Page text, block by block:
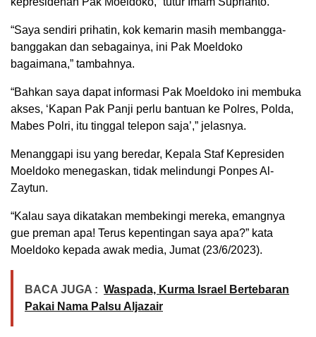
“Saya sendiri prihatin, kok kemarin masih membangga-
banggakan dan sebagainya, ini Pak Moeldoko
bagaimana,” tambahnya.
“Bahkan saya dapat informasi Pak Moeldoko ini membuka
akses, ‘Kapan Pak Panji perlu bantuan ke Polres, Polda,
Mabes Polri, itu tinggal telepon saja’,” jelasnya.
Menanggapi isu yang beredar, Kepala Staf Kepresiden
Moeldoko menegaskan, tidak melindungi Ponpes Al-
Zaytun.
“Kalau saya dikatakan membekingi mereka, emangnya
gue preman apa! Terus kepentingan saya apa?” kata
Moeldoko kepada awak media, Jumat (23/6/2023).
BACA JUGA : Waspada, Kurma Israel Bertebaran
Pakai Nama Palsu Aljazair